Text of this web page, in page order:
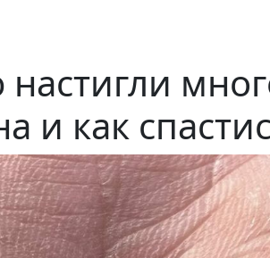
настигли
и как